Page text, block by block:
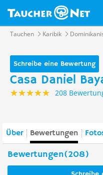
Tauchen Karibik
Schreibe eine Bewertung
Casa Daniel
208
Über Bewertungen
Bewertungen(208)